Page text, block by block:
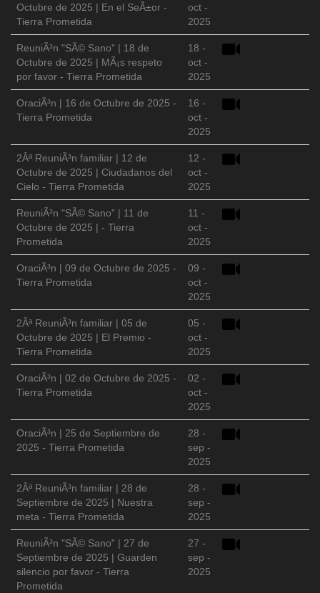
Octubre de 2025 | En el SeÃ±or -
Tierra Prometida
oct -
2025
ReuniÃ³n "SÃ© Sano" | 18 de
Octubre de 2025 | MÃ¡s respeto
por favor - Tierra Prometida
18 -
oct -
2025
OraciÃ³n | 16 de Octubre de 2025 -
Tierra Prometida
16 -
oct -
2025
2Âª ReuniÃ³n familiar | 12 de
Octubre de 2025 | Ciudadanos del
Cielo - Tierra Prometida
12 -
oct -
2025
ReuniÃ³n "SÃ© Sano" | 11 de
Octubre de 2025 | - Tierra
Prometida
11 -
oct -
2025
OraciÃ³n | 09 de Octubre de 2025 -
Tierra Prometida
09 -
oct -
2025
2Âª ReuniÃ³n familiar | 05 de
Octubre de 2025 | El Premio -
Tierra Prometida
05 -
oct -
2025
OraciÃ³n | 02 de Octubre de 2025 -
Tierra Prometida
02 -
oct -
2025
OraciÃ³n | 25 de Septiembre de
2025 - Tierra Prometida
28 -
sep -
2025
2Âª ReuniÃ³n familiar | 28 de
Septiembre de 2025 | Nuestra
meta - Tierra Prometida
28 -
sep -
2025
ReuniÃ³n "SÃ© Sano" | 27 de
Septiembre de 2025 | Guarden
silencio por favor - Tierra
Prometida
27 -
sep -
2025